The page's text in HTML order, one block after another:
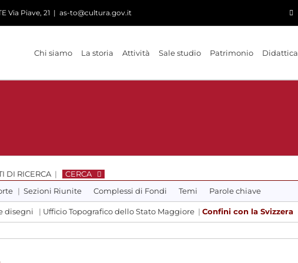
Via Piave, 21 | as-to@cultura.gov.it
Chi siamo La storia Attività Sale studio Patrimonio Didattica
DI RICERCA |
CERCA
| Sezioni Riunite Complessi di Fondi Temi Parole chiave
disegni | Ufficio Topografico dello Stato Maggiore | Confini con la Svizzera